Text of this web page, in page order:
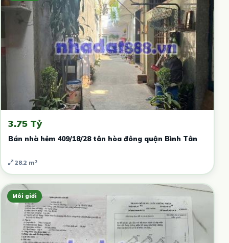
3.75 Tỷ
Bán nhà hẻm 409/18/28 tân hòa đông quận Bình Tân
28.2 m²
Môi giới